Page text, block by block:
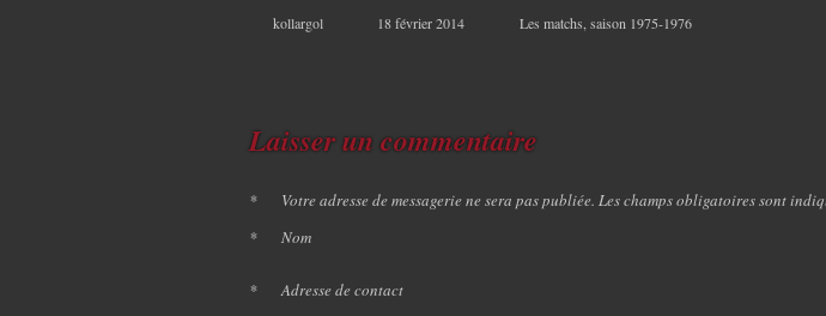
kollargol 18 février 2014 Les matchs saison 1975-1976
Laisser un commentaire
Votre adresse de messagerie ne sera pas publiée. Les champs obligatoires sont
*
Nom
*
Adresse de contact
*